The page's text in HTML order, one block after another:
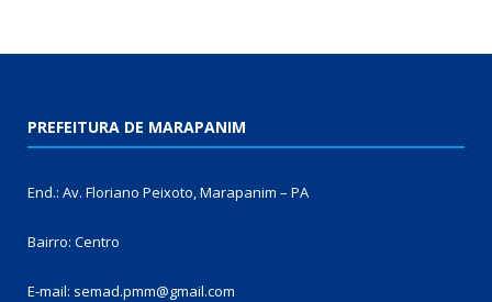
PREFEITURA DE MARAPANIM
End.: Av. Floriano Peixoto, Marapanim – PA
Bairro: Centro
E-mail: semad.pmm@gmail.com